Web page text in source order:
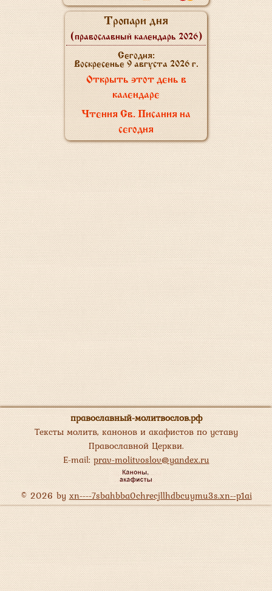
Тропари дня
(православный календарь 2026)
Сегодня:
Воскресенье 9 августа 2026 г.
Открыть этот день в
календаре
Чтения Св. Писания на
сегодня
православный-молитвослов.рф
Тексты молитв, канонов и акафистов по уставу
Православной Церкви.
E-mail:prav-molitvoslov@yandex.ru
© 2026 byxn----7sbahbba0chrecjllhdbcuymu3s.xn--p1ai